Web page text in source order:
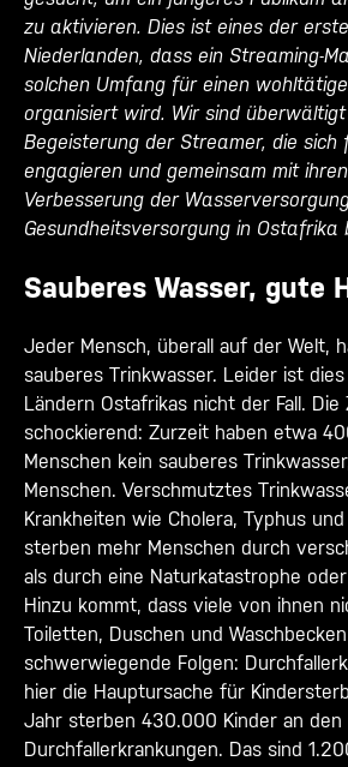
zu aktivieren. Dies ist eines der
Niederlanden, dass ein Streaming-
solchen Umfang für einen
organisiert wird. Wir sind
Begeisterung der Streamer, die sich
engagieren und gemeinsam mit
Verbesserung der
Gesundheitsversorgung in Ostafrika
Sauberes Wasser, gute
Jeder Mensch, überall auf der Welt,
sauberes Trinkwasser. Leider ist
Ländern Ostafrikas nicht der Fall. Die
schockierend: Zurzeit haben etwa
Menschen kein sauberes
Menschen. Verschmutztes
Krankheiten wie Cholera, Typhus
sterben mehr Menschen durch
als durch eine Naturkatastrophe
Hinzu kommt, dass viele von ihnen
Toiletten, Duschen und
schwerwiegende Folgen:
hier die Hauptursache für
Jahr sterben 430.000 Kinder an den
Durchfallerkrankungen. Das sind